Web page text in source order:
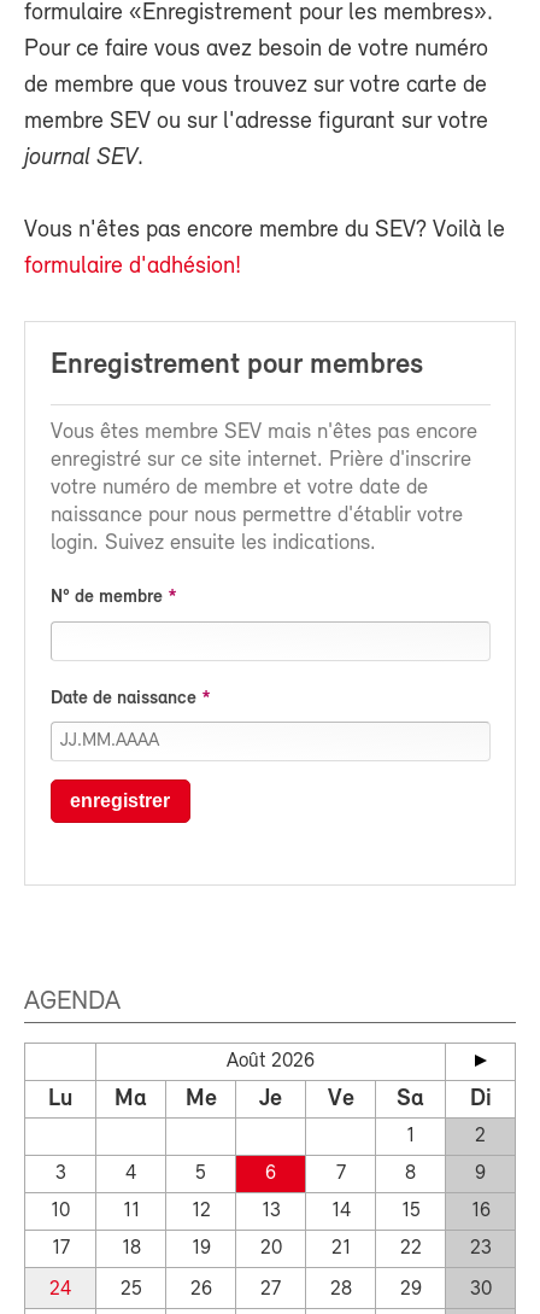
formulaire «Enregistrement pour les membres».
Pour ce faire vous avez besoin de votre numéro
de membre que vous trouvez sur votre carte de
membre SEV ou sur l'adresse figurant sur votre
journal SEV.
Vous n'êtes pas encore membre du SEV? Voilà le
formulaire d'adhésion!
Enregistrement pour membres
Vous êtes membre SEV mais n'êtes pas encore
enregistré sur ce site internet. Prière d'inscrire
votre numéro de membre et votre date de
naissance pour nous permettre d'établir votre
login. Suivez ensuite les indications.
N° de membre
Date de naissance
enregistrer
AGENDA
Août 2026
Lu Ma Me Je Ve Sa Di
1
2
3
4 5 6 7 8
9
10
11 12 13 14 15
16
17
18 19 20 21 22
23
24
25 26 27 28 29
30